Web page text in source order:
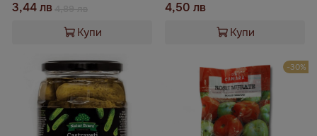
3,44 лв
Купи
4,50 лв
Купи
-30%